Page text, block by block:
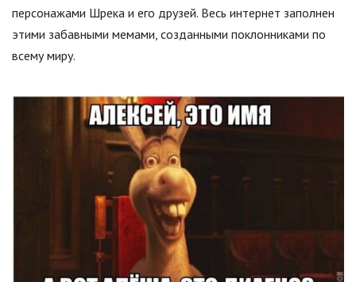
персонажами Шрека и его друзей. Весь интернет заполнен
этими забавными мемами, созданными поклонниками по
всему миру.